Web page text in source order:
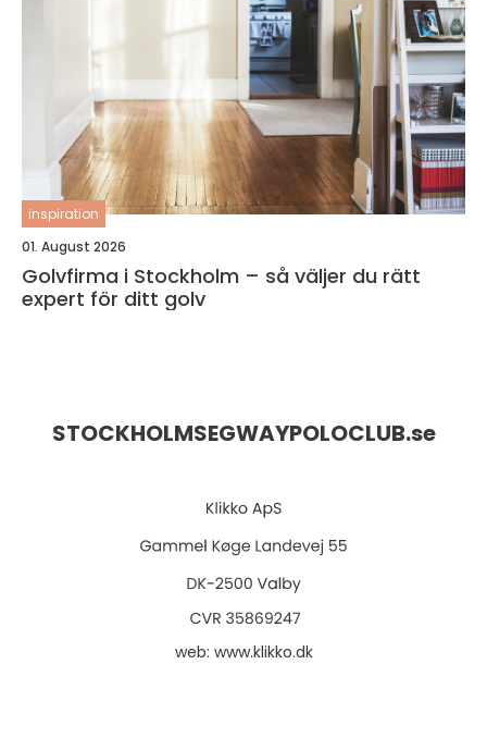
inspiration
01. August 2026
Golvfirma i Stockholm – så väljer du rätt
expert för ditt golv
STOCKHOLMSEGWAYPOLOCLUB.se
web: www.klikko.dk